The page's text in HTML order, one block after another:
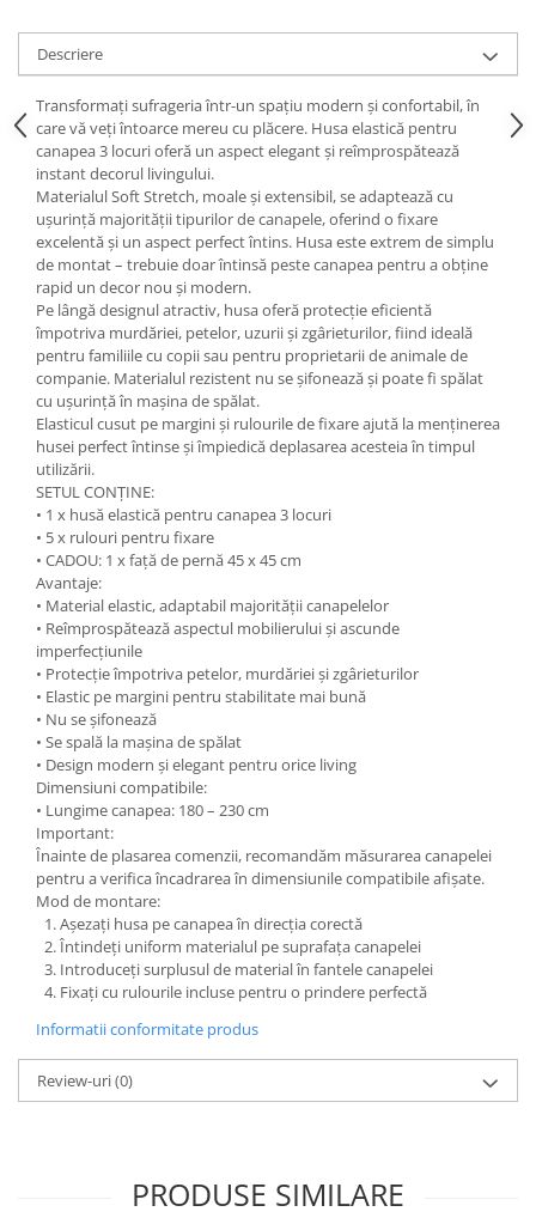
Descriere
Transformați sufrageria într-un spațiu modern și confortabil, în
care vă veți întoarce mereu cu plăcere. Husa elastică pentru
canapea 3 locuri oferă un aspect elegant și reîmprospătează
instant decorul livingului.
Materialul Soft Stretch, moale și extensibil, se adaptează cu
ușurință majorității tipurilor de canapele, oferind o fixare
excelentă și un aspect perfect întins. Husa este extrem de simplu
de montat – trebuie doar întinsă peste canapea pentru a obține
rapid un decor nou și modern.
Pe lângă designul atractiv, husa oferă protecție eficientă
împotriva murdăriei, petelor, uzurii și zgârieturilor, fiind ideală
pentru familiile cu copii sau pentru proprietarii de animale de
companie. Materialul rezistent nu se șifonează și poate fi spălat
cu ușurință în mașina de spălat.
Elasticul cusut pe margini și rulourile de fixare ajută la menținerea
husei perfect întinse și împiedică deplasarea acesteia în timpul
utilizării.
SETUL CONȚINE:
• 1 x husă elastică pentru canapea 3 locuri
• 5 x rulouri pentru fixare
• CADOU: 1 x față de pernă 45 x 45 cm
Avantaje:
• Material elastic, adaptabil majorității canapelelor
• Reîmprospătează aspectul mobilierului și ascunde
imperfecțiunile
• Protecție împotriva petelor, murdăriei și zgârieturilor
• Elastic pe margini pentru stabilitate mai bună
• Nu se șifonează
• Se spală la mașina de spălat
• Design modern și elegant pentru orice living
Dimensiuni compatibile:
• Lungime canapea: 180 – 230 cm
Important:
Înainte de plasarea comenzii, recomandăm măsurarea canapelei
pentru a verifica încadrarea în dimensiunile compatibile afișate.
Mod de montare:
Așezați husa pe canapea în direcția corectă
Întindeți uniform materialul pe suprafața canapelei
Introduceți surplusul de material în fantele canapelei
Fixați cu rulourile incluse pentru o prindere perfectă
Informatii conformitate produs
Review-uri(0)
PRODUSE SIMILARE